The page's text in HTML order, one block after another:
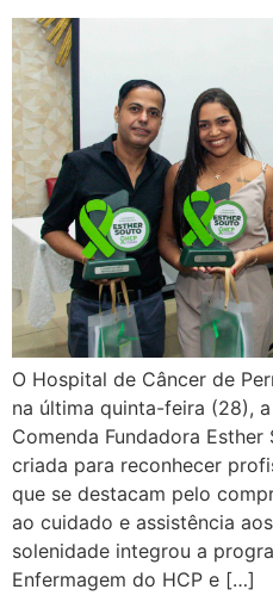
O Hospital de Câncer de
na última quinta-feira (28),
Comenda Fundadora
criada para reconhecer
que se destacam pelo
ao cuidado e assistência
solenidade integrou a
Enfermagem do HCP e […]